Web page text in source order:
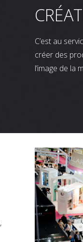
C’est au
créer des
l’image de la